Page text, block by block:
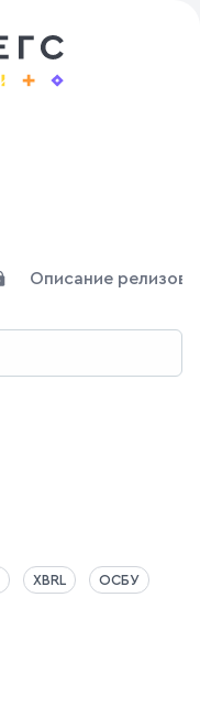
Описание релизов
XBRL ОСБУ